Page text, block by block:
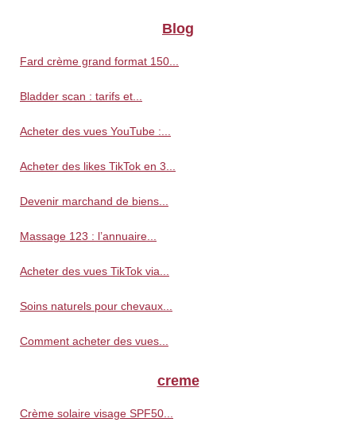
Blog
Fard crème grand format 150...
Bladder scan : tarifs et...
Acheter des vues YouTube :...
Acheter des likes TikTok en 3...
Devenir marchand de biens...
Massage 123 : l’annuaire...
Acheter des vues TikTok via...
Soins naturels pour chevaux...
Comment acheter des vues...
creme
Crème solaire visage SPF50...